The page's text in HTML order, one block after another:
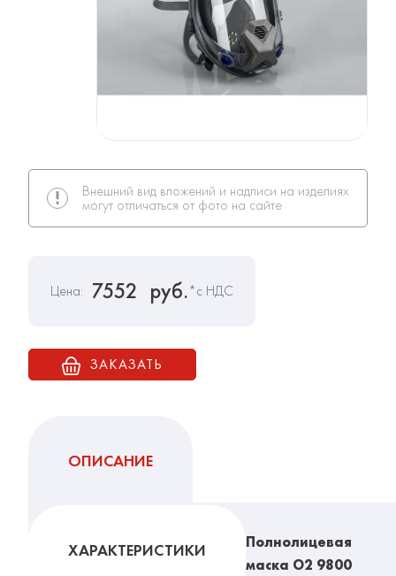
Внешний вид вложений и надписи на изделиях
могут отличаться от фото на сайте
Цена: 7552 руб.*с НДС
ЗАКАЗАТЬ
ОПИСАНИЕ
ХАРАКТЕРИСТИКИ
Полнолицевая
маска О2 9800